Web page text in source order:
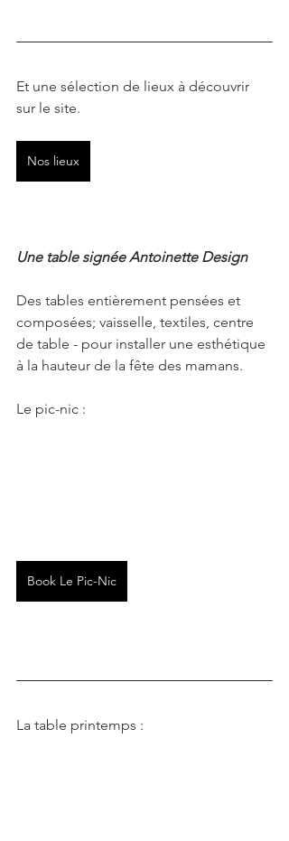
Et une sélection de lieux à découvrir
sur le site.
Nos lieux
Une table signée Antoinette Design
Des tables entièrement pensées et
composées; vaisselle, textiles, centre
de table - pour installer une esthétique
à la hauteur de la fête des mamans.
Le pic-nic :
Book Le Pic-Nic
La table printemps :